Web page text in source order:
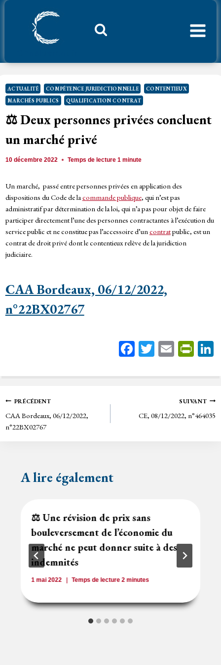
Aller
ACTUALITÉ COMPÉTENCE JURIDICTIONNELLE
CONTENTIEUX
MARCHÉS PUBLICS
QUALIFICATION CONTRAT
⚖️ Deux personnes privées concluent
un marché privé
10 décembre 2022 Temps de lecture1 minute
Un marché, passé entre personnes privées en application des
dispositions du Code de lacommande publique, qui n’est pas
administratif par détermination de la loi, qui n’a pas pour objet de faire
participer directement l’une des personnes contractantes à l’exécution du
service public et ne constitue pas l’accessoire d’uncontratpublic, est un
contrat de droit privé dont le contentieux relève de la juridiction
judiciaire.
CAA Bordeaux, 06/12/2022,
n°22BX02767
Fa
bo
T
tt
E
ail
Pr
tF
rie
n
Navigation
de
PRÉCÉDENT
CAA Bordeaux, 06/12/2022,
n°22BX02767
SUIVANT
CE, 08/12/2022, n°464035
A lire également
⚖️ Une révision de prix sans
bouleversement de l’économie du
marché ne peut donner suite à des
indemnités
1 mai 2022 Temps de lecture 2minutes